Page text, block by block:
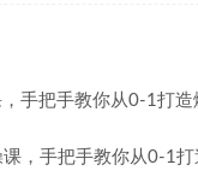
手把手教你从0-1打